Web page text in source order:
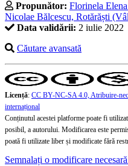
Propunător: Florinela
Nicolae Bălcescu, Rotărăști
Data validării: 2 iulie 2022
Căutare avansată
Licență: CC BY-NC-SA 4.0, Atribuire-
internațional
Conținutul acestei platforme poate fi
posibil, a autorului. Modificarea este
poată fi utilizate liber și modificate fără
Semnalați o modificare